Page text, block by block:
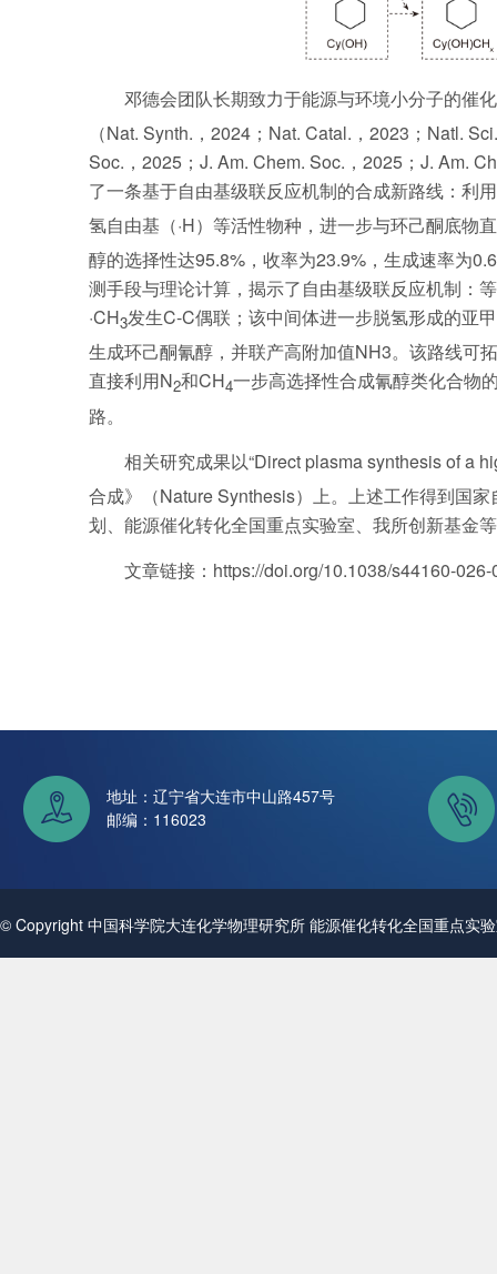
邓德会团队长期致力于能源与环境小分子的催
（Nat. Synth.，2024；Nat. Catal.，2023；Natl.
Soc.，2025；J. Am. Chem. Soc.，2025；J. Am.
了一条基于自由基级联反应机制的合成新路线：利
氢自由基（·H）等活性物种，进一步与环己酮底物
醇的选择性达95.8%，收率为23.9%，生成速率为
测手段与理论计算，揭示了自由基级联反应机制：
·CH3发生C-C偶联；该中间体进一步脱氢形成的亚
生成环己酮氰醇，并联产高附加值NH3。该路线可
直接利用N2和CH4一步高选择性合成氰醇类化合物
路。
相关研究成果以“Direct plasma synthesis of a
合成》（Nature Synthesis）上。上述工作得到国
划、能源催化转化全国重点实验室、我所创新基金
文章链接： https://doi.org/10.1038/s44160-
地址：辽宁省大连市中山路457号
邮编：116023
© Copyright 中国科学院大连化学物理研究所 能源催化转化全国重点实